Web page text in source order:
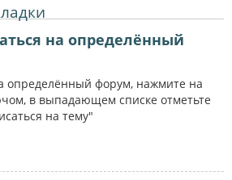
на определённый
определённый форум, нажмите на
в выпадающем списке отметьте
на тему"